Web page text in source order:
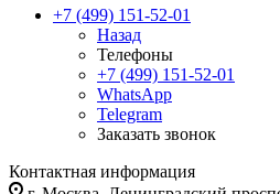
+7 (499) 151-52-01
Назад
Телефоны
+7 (499) 151-52-01
WhatsApp
Telegram
Заказать звонок
Контактная информация